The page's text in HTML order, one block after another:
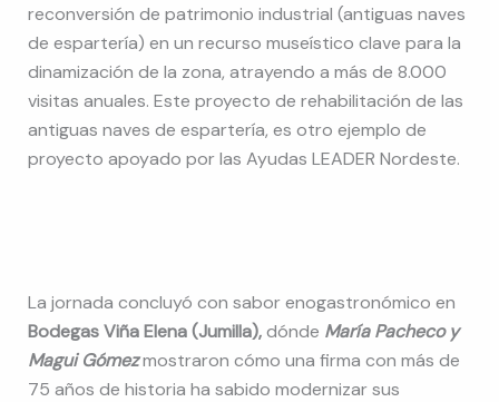
reconversión de patrimonio industrial (antiguas naves
de espartería) en un recurso museístico clave para la
dinamización de la zona, atrayendo a más de 8.000
visitas anuales. Este proyecto de rehabilitación de las
antiguas naves de espartería, es otro ejemplo de
proyecto apoyado por las Ayudas LEADER Nordeste.
La jornada concluyó con sabor enogastronómico en
Bodegas Viña Elena (Jumilla),dónde María Pacheco y
Magui Gómezmostraron cómo una firma con más de
75 años de historia ha sabido modernizar sus